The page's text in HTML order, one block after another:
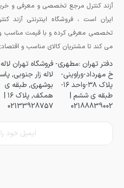
آزند کنترل مرجع تخصصی و معرفی و
ایران است ، فروشگاه اینترنتی آزند
تخصصی معرفی کرده و با قیمت مناسب و
می کند تا مشتریان کالای مناسب و
دفتر تهران :مطهری-
خ مهرداد-وراوینی-
پلاک ۳۸-واحد ۱۶-
طبقه ی ششم |
02188839002
فروشگاه تهران لاله
لاله زار جنوبی,
بوشهری, طبقه ی
همکف, پلاک ۱۶ |
02133928757